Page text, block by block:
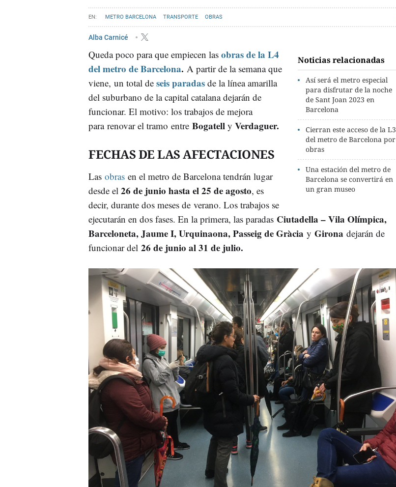
METRO BARCELONA TRANSPORTE OBRAS
Alba Carnicé
Noticias relacionadas
Así será el metro especial
para disfrutar de la noche
de Sant Joan 2023 en
Barcelona
Cierran este acceso de la L3
del metro de Barcelona por
obras
Una estación del metro de
Barcelona se convertirá en
un gran museo
Queda poco para que empiecen las obras de la L4
del metro de Barcelona. A partir de la semana que
viene, un total de seis paradas de la línea amarilla
del suburbano de la capital catalana dejarán de
funcionar. El motivo: los trabajos de mejora
para renovar el tramo entre Bogatell y Verdaguer.
FECHAS DE LAS AFECTACIONES
Las obras en el metro de Barcelona tendrán lugar
desde el 26 de junio hasta el 25 de agosto, es
decir, durante dos meses de verano. Los trabajos se
ejecutarán en dos fases. En la primera, las paradas Ciutadella – Vila Olímpica,
Barceloneta, Jaume I, Urquinaona, Passeig de Gràcia y Girona dejarán de
funcionar del 26 de junio al 31 de julio.